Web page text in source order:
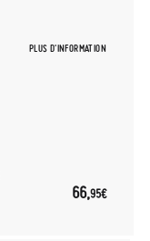
PLUS D'INFORMATION
66,95€